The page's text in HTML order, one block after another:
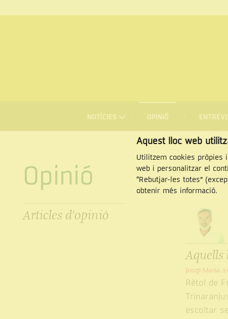
NOTÍCIES OPINIÓ
Opinió
Articles d'opinió
Aquells
Josep Maria
Rètol de
escoltar
Aquest lloc web
Utilitzem cookies pròpies
web i personalitzar el
“Rebutjar-les totes”
obtenir més informació.